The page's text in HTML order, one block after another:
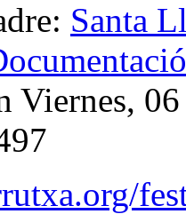
Santa
Viernes,